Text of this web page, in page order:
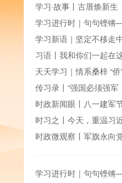
学习·故事丨古厝焕新生
学习进行时｜句句铿
学习新语｜坚定不移走
习语丨我和你们一起在
天天学习｜情系桑梓 “
传习录丨“强国必须强军
时政新闻眼丨八一建军
时习之丨今天，重温习
时政微观察丨军旗永向
学习进行时｜句句铿